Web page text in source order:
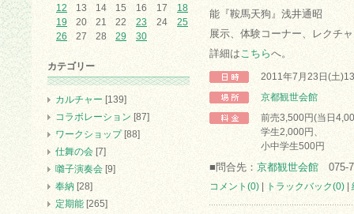
能『鞍馬天狗』浅井通昭
展示、体験コーナー、レクチ
詳細はこちらへ。
2011年7月23日(土
京都観世会館
前売3,500円(当日
学生2,000円、
小中学生500円
■問合先： 京都観世会館 075-
コメント(0) トラックバック(0)
12
13 14 15 16 17
18
19
20 21 22 23 24
25
26
27 28 29 30
カテゴリー
カルチャー [139]
コラボレーション [87]
ワークショップ[88]
仕舞の会 [7]
囃子演奏会 [9]
奉納 [28]
定期能 [265]